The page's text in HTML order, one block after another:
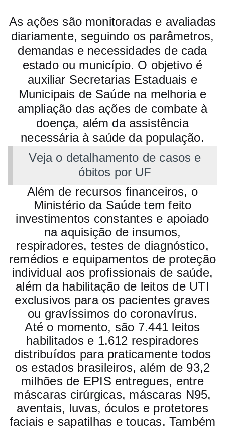
As ações são monitoradas e avaliadas
diariamente, seguindo os parâmetros,
demandas e necessidades de cada
estado ou município. O objetivo é
auxiliar Secretarias Estaduais e
Municipais de Saúde na melhoria e
ampliação das ações de combate à
doença, além da assistência
necessária à saúde da população.
Veja o detalhamento de casos e
óbitos por UF
Além de recursos financeiros, o
Ministério da Saúde tem feito
investimentos constantes e apoiado
na aquisição de insumos,
respiradores, testes de diagnóstico,
remédios e equipamentos de proteção
individual aos profissionais de saúde,
além da habilitação de leitos de UTI
exclusivos para os pacientes graves
ou gravíssimos do coronavírus.
Até o momento, são 7.441 leitos
habilitados e 1.612 respiradores
distribuídos para praticamente todos
os estados brasileiros, além de 93,2
milhões de EPIS entregues, entre
máscaras cirúrgicas, máscaras N95,
aventais, luvas, óculos e protetores
faciais e sapatilhas e toucas. Também